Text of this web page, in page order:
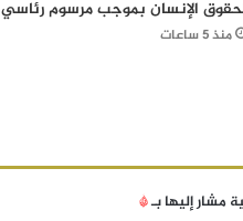
الإنسان بموجب مرسوم رئاسي
منذ 5 ساعات
مشار إليها بـ*